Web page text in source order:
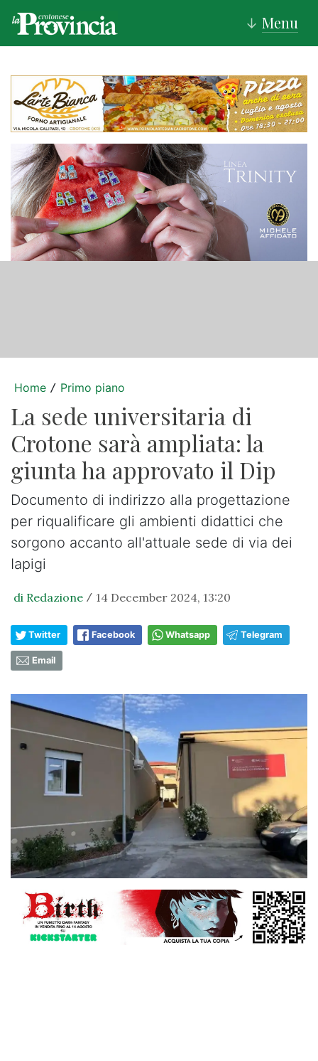
↓ Menu
Home / Primo piano
La sede universitaria di
Crotone sarà ampliata: la
giunta ha approvato il Dip
Documento di indirizzo alla progettazione
per riqualificare gli ambienti didattici che
sorgono accanto all'attuale sede di via dei
Iapigi
di Redazione / 14 December 2024, 13:20
Twitter Facebook Whatsapp Telegram
Email